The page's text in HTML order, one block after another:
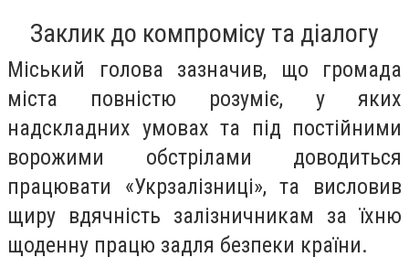
Заклик до компромісу та діалогу
Міський голова зазначив, що громада
міста повністю розуміє, у яких
надскладних умовах та під постійними
ворожими обстрілами доводиться
працювати «Укрзалізниці», та висловив
щиру вдячність залізничникам за їхню
щоденну працю задля безпеки країни.